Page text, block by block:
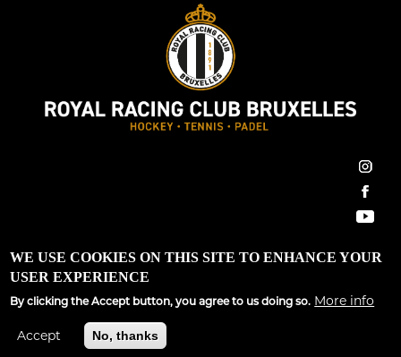
Royal Racing Club Bruxelles ©2022 All Rights Reserved
Conditions générales|
Site développé parSpargo Communications
WE USE COOKIES ON THIS SITE TO ENHANCE YOUR
USER EXPERIENCE
By clicking the Accept button, you agree to us doing so. More info
Accept No, thanks